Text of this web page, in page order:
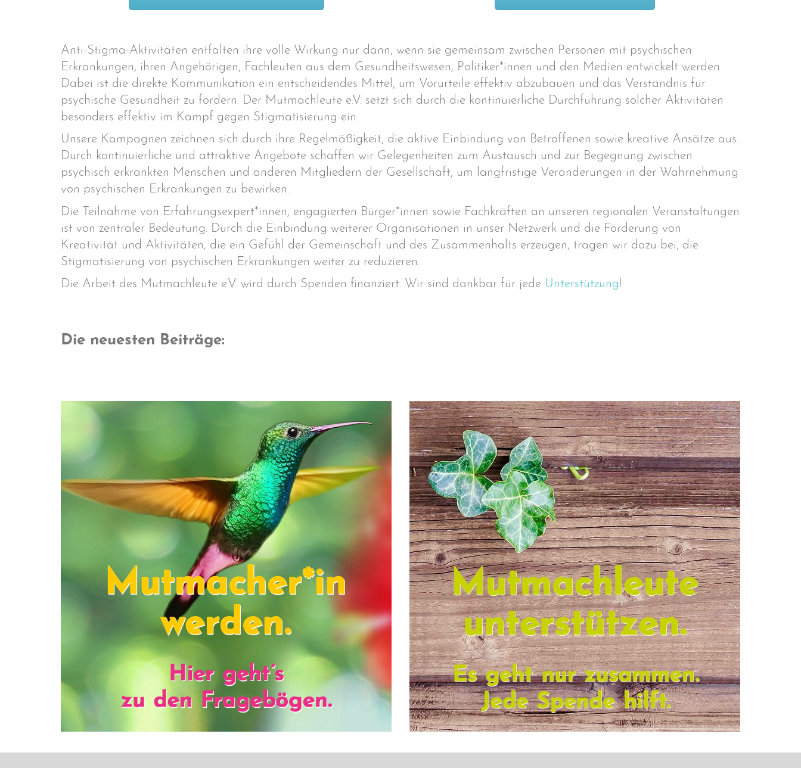
Anti-Stigma-Aktivitäten entfalten ihre volle Wirkung nur dann, wenn sie gemeinsam zwischen Personen mit psychischen
Erkrankungen, ihren Angehörigen, Fachleuten aus dem Gesundheitswesen, Politiker*innen und den Medien entwickelt werden.
Dabei ist die direkte Kommunikation ein entscheidendes Mittel, um Vorurteile effektiv abzubauen und das Verständnis für
psychische Gesundheit zu fördern. Der Mutmachleute e.V. setzt sich durch die kontinuierliche Durchführung solcher Aktivitäten
besonders effektiv im Kampf gegen Stigmatisierung ein.
Unsere Kampagnen zeichnen sich durch ihre Regelmäßigkeit, die aktive Einbindung von Betroffenen sowie kreative Ansätze aus.
Durch kontinuierliche und attraktive Angebote schaffen wir Gelegenheiten zum Austausch und zur Begegnung zwischen
psychisch erkrankten Menschen und anderen Mitgliedern der Gesellschaft, um langfristige Veränderungen in der Wahrnehmung
von psychischen Erkrankungen zu bewirken.
Die Teilnahme von Erfahrungsexpert*innen, engagierten Bürger*innen sowie Fachkräften an unseren regionalen Veranstaltungen
ist von zentraler Bedeutung. Durch die Einbindung weiterer Organisationen in unser Netzwerk und die Förderung von
Kreativität und Aktivitäten, die ein Gefühl der Gemeinschaft und des Zusammenhalts erzeugen, tragen wir dazu bei, die
Stigmatisierung von psychischen Erkrankungen weiter zu reduzieren.
Die Arbeit des Mutmachleute e.V. wird durch Spenden finanziert. Wir sind dankbar für jede Unterstützung!
Die neuesten Beiträge: